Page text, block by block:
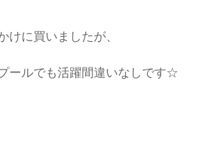
けに買いましたが、
ールでも活躍間違いなしです☆